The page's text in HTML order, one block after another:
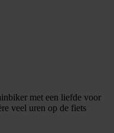
met een liefde voor
veel uren op de fiets